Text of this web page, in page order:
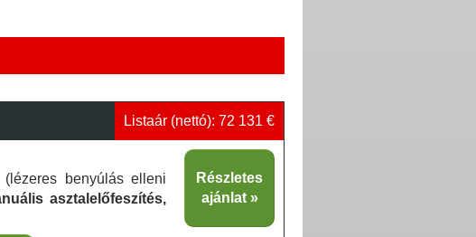
Listaár (nettó): 72 131 €
Részletes
ajánlat
benyúlás elleni
asztalelőfeszítés,